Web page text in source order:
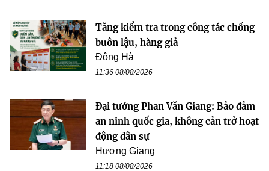
Tăng kiểm tra trong công tác chống
buôn lậu, hàng giả
Đông Hà
11:36 08/08/2026
Đại tướng Phan Văn Giang: Bảo đảm
an ninh quốc gia, không cản trở hoạt
động dân sự
Hương Giang
11:18 08/08/2026